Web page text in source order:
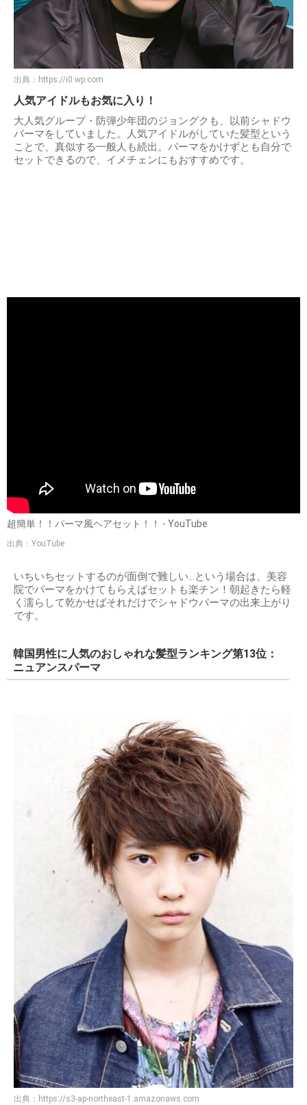
出典： https://i0.wp.com
人気アイドルもお気に入り！
大人気グループ・防弾少年団のジョングクも、以前シャドウ
パーマをしていました。人気アイドルがしていた髪型という
ことで、真似する一般人も続出。パーマをかけずとも自分で
セットできるので、イメチェンにもおすすめです。
超簡単！！パーマ風ヘアセット！！ - YouTube
出典：YouTube
いちいちセットするのが面倒で難しい…という場合は、美容
院でパーマをかけてもらえばセットも楽チン！朝起きたら軽
く濡らして乾かせばそれだけでシャドウパーマの出来上がり
です。
韓国男性に人気のおしゃれな髪型ランキング第13位：
ニュアンスパーマ
出典： https://s3-ap-northeast-1.amazonaws.com